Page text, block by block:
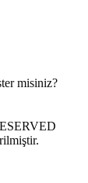
misiniz?